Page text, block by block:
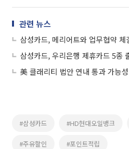
관련 뉴스
삼성카드, 메리어트와 업무협약
#삼성카드 #HD현대오일뱅크
#주유할인 #포인트적립